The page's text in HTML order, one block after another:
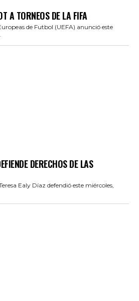
A TORNEOS DE LA FIFA
de Futbol (UEFA) anunció este
DERECHOS DE LAS
Ealy Díaz defendió este miércoles,